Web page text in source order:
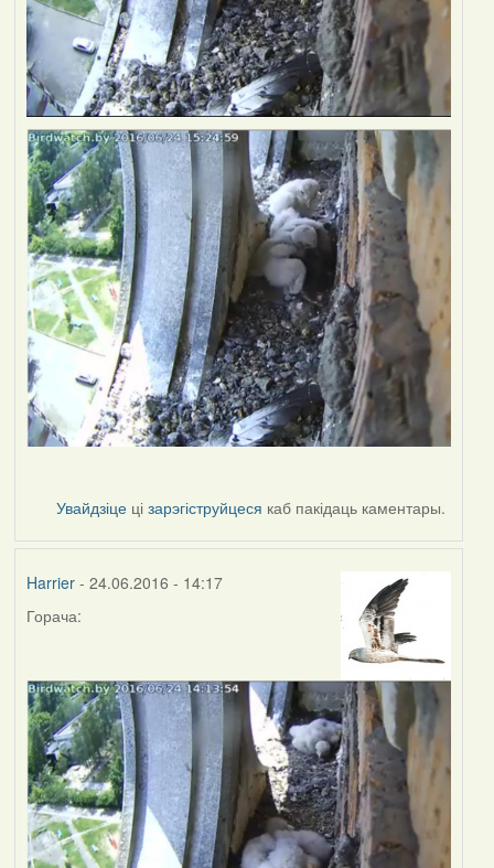
Увайдзіце цізарэгіструйцеся каб пакідаць каментары.
Harrier- 24.06.2016 - 14:17
Горача: